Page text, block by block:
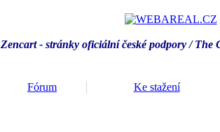
Zencart - stránky oficiální české podpory / The
Fórum Ke stažení